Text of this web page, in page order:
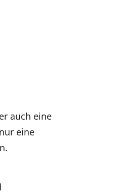
auch eine
eine